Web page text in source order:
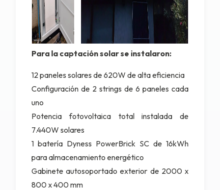
Para la captación solar se instalaron:
12 paneles solares de 620W de alta eficiencia
Configuración de 2 strings de 6 paneles cada
uno
Potencia fotovoltaica total instalada de
7.440W solares
1 batería Dyness PowerBrick SC de 16kWh
para almacenamiento energético
Gabinete autosoportado exterior de 2000 x
800 x 400 mm